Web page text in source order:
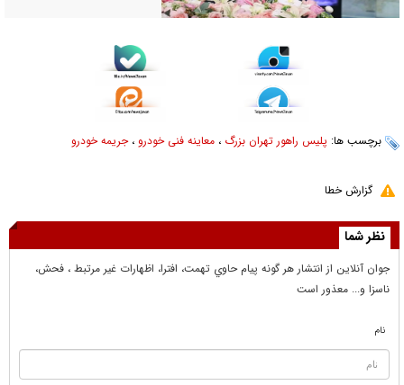
برچسب ها: پلیس راهور تهران بزرگ ، معاینه فنی خودرو ،جریمه خودرو
گزارش خطا
نظر شما
جوان آنلاين از انتشار هر گونه پيام حاوي تهمت، افترا، اظهارات غير مرتبط ، فحش،
ناسزا و... معذور است
نام